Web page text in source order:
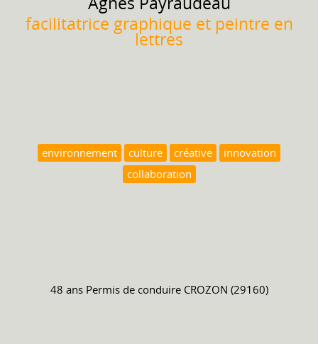
facilitatrice graphique et peintre en
lettres
environnement culture créative
innovation
collaboration
48 ans Permis de conduire CROZON (29160)